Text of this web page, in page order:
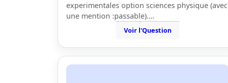
experimentales option sciences physique (avec
une mention :passable).…
Voir l'Question